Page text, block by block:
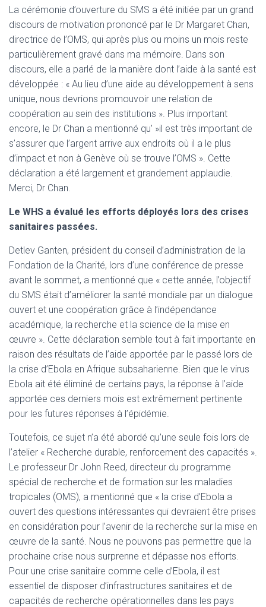
La cérémonie d’ouverture du SMS a été initiée par un grand
discours de motivation prononcé par le Dr Margaret Chan,
directrice de l’OMS, qui après plus ou moins un mois reste
particulièrement gravé dans ma mémoire. Dans son
discours, elle a parlé de la manière dont l’aide à la santé est
développée : « Au lieu d’une aide au développement à sens
unique, nous devrions promouvoir une relation de
coopération au sein des institutions ». Plus important
encore, le Dr Chan a mentionné qu' »il est très important de
s’assurer que l’argent arrive aux endroits où il a le plus
d’impact et non à Genève où se trouve l’OMS ». Cette
déclaration a été largement et grandement applaudie.
Merci, Dr Chan.
Le WHS a évalué les efforts déployés lors des crises
sanitaires passées.
Detlev Ganten, président du conseil d’administration de la
Fondation de la Charité, lors d’une conférence de presse
avant le sommet, a mentionné que « cette année, l’objectif
du SMS était d’améliorer la santé mondiale par un dialogue
ouvert et une coopération grâce à l’indépendance
académique, la recherche et la science de la mise en
œuvre ». Cette déclaration semble tout à fait importante en
raison des résultats de l’aide apportée par le passé lors de
la crise d’Ebola en Afrique subsaharienne. Bien que le virus
Ebola ait été éliminé de certains pays, la réponse à l’aide
apportée ces derniers mois est extrêmement pertinente
pour les futures réponses à l’épidémie.
Toutefois, ce sujet n’a été abordé qu’une seule fois lors de
l’atelier « Recherche durable, renforcement des capacités ».
Le professeur Dr John Reed, directeur du programme
spécial de recherche et de formation sur les maladies
tropicales (OMS), a mentionné que « la crise d’Ebola a
ouvert des questions intéressantes qui devraient être prises
en considération pour l’avenir de la recherche sur la mise en
œuvre de la santé. Nous ne pouvons pas permettre que la
prochaine crise nous surprenne et dépasse nos efforts.
Pour une crise sanitaire comme celle d’Ebola, il est
essentiel de disposer d’infrastructures sanitaires et de
capacités de recherche opérationnelles dans les pays